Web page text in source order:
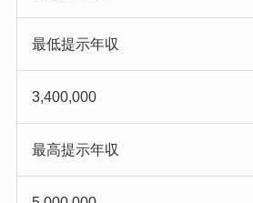
最低提示年収
3,400,000
最高提示年収